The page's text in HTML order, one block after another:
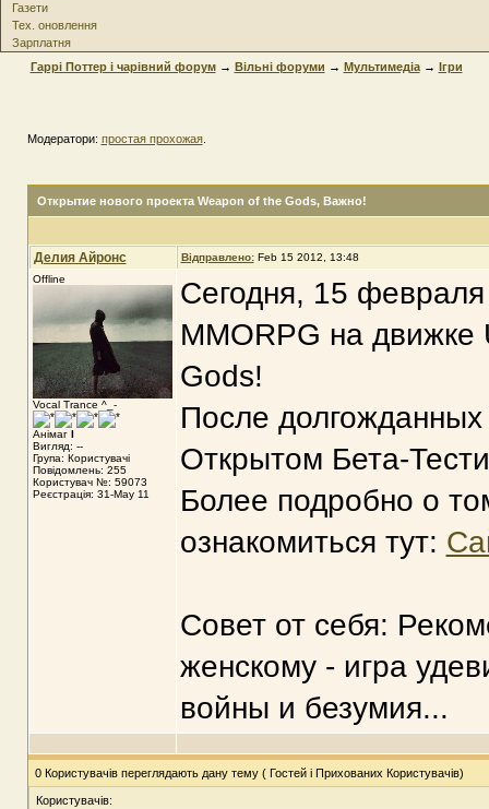
Газети
Тех. оновлення
Зарплатня
Гаррі Поттер і чарівний форум→ Вільні форуми → Мультимедіа→ Ігри
Модератори: простая прохожая.
Открытие нового проекта Weapon of the Gods, Важно!
Делия Айронс Відправлено: Feb 15 2012, 13:48
Offline
Vocal Trance ^_-
Анімаг I
Вигляд: --
Група: Користувачі
Повідомлень: 255
Користувач №: 59073
Реєстрація: 31-May 11
Сегодня, 15 февраля
MMORPG на
Gods!
После долгожданных
Открытом Бета-
Более подробно о
ознакомиться тут:
Совет от себя:
женскому - игра
войны и безумия...
0 Користувачів переглядають дану тему ( Гостей і Прихованих Користувачів)
Користувачів: